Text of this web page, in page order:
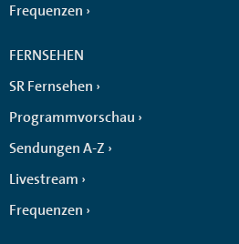
Frequenzen
FERNSEHEN
SR Fernsehen
Programmvorschau
Sendungen A-Z
Livestream
Frequenzen